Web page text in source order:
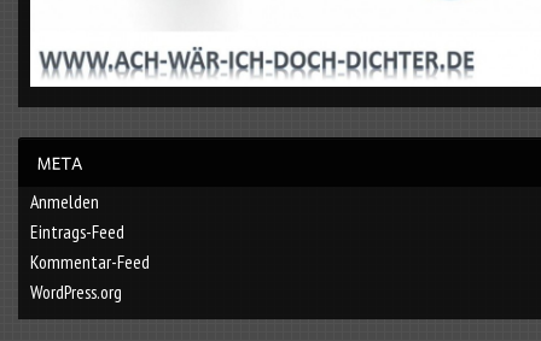
Anmelden
Eintrags-Feed
Kommentar-Feed
WordPress.org